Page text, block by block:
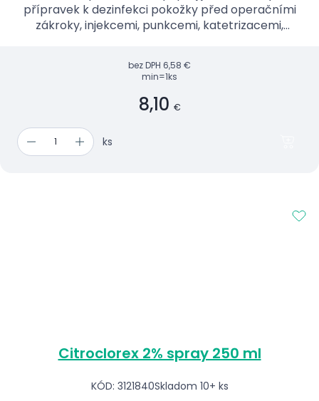
přípravek k dezinfekci pokožky před operačními
zákroky, injekcemi, punkcemi, katetrizacemi,
bez DPH 6,58 €
min=1ks
8,10 €
ks
Citroclorex 2% spray 250 ml
KÓD: 3121840Skladom 10+ ks